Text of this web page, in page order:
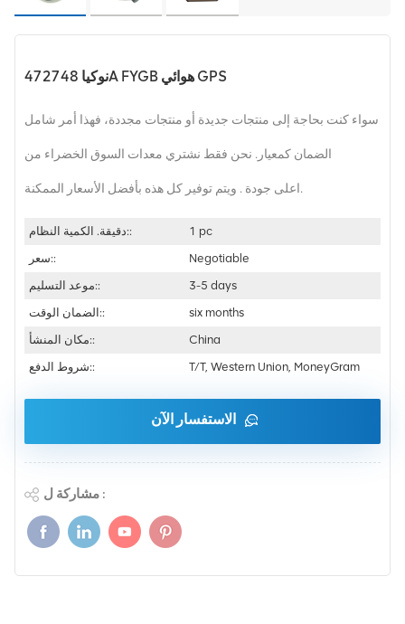
نوكيا 472748A FYGB هوائي GPS
سواء كنت بحاجة إلى منتجات جديدة أو منتجات مجددة، فهذا أمر شامل
الضمان كمعيار. نحن فقط نشتري معدات السوق الخضراء من
اعلى جودة . ويتم توفير كل هذه بأفضل الأسعار الممكنة.
دقيقة. الكمية النظام::
1 pc
سعر::
Negotiable
موعد التسليم::
3-5 days
الضمان الوقت::
six months
مكان المنشأ::
China
شروط الدفع::
T/T, Western Union, MoneyGram
الاستفسار الآن
مشاركة ل :